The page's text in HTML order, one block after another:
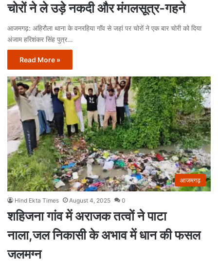
चोरों ने ले उड़े नकदी और मंगलसूत्र-गहने
आजमगढ़: अहिरौला थाना के वनरहिया गाॅंव से जहां पर चोरों ने एक बार चोरी को दिया
अंजाम हरिशंकर सिंह पुत्र…
Read More »
आजमगढ़
Hind Ekta Times August 4, 2025 0
शहिजना गांव में अराजक तत्वों ने पाटा
नाला,जल निकासी के अभाव में धान की फसल
जलमग्न